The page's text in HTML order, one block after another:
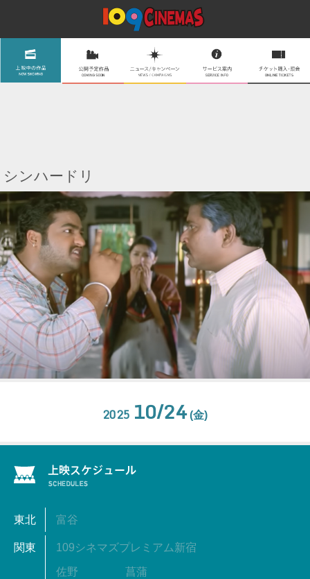
シンハードリ
2025 10/24(金)
東北 富谷
関東 109シネマズプレミアム新宿
佐野 菖蒲